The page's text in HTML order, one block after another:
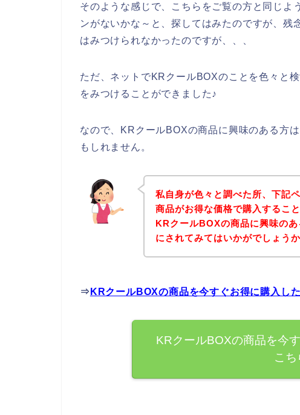
そのような感じで、こちらをご覧の方と同じ
ンがないかな～と、探してはみたのですが、
はみつけられなかったのですが、、、
ただ、ネットでKRクールBOXのことを色々と
をみつけることができました♪
なので、KRクールBOXの商品に興味のある方
もしれません。
私自身が色々と調べた所、下記
商品がお得な価格で購入するこ
KRクールBOXの商品に興味の
にされてみてはいかがでしょう
⇒ KRクールBOXの商品を今すぐお得に購入し
KRクールBOXの商品を今
こち